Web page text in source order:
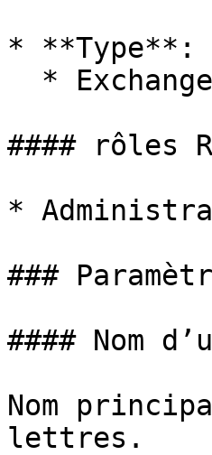
* **Type**:
#### rôles
*
###
#### Nom
Nom
lettres.